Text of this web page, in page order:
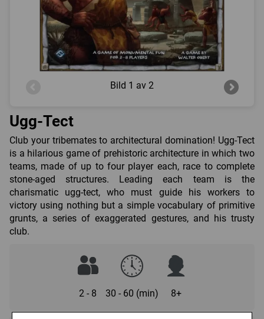
Bild 1 av 2
Ugg-Tect
Club your tribemates to architectural domination! Ugg-Tect
is a hilarious game of prehistoric architecture in which two
teams, made of up to four player each, race to complete
stone-aged structures. Leading each team is the
charismatic ugg-tect, who must guide his workers to
victory using nothing but a simple vocabulary of primitive
grunts, a series of exaggerated gestures, and his trusty
club.
2 - 8 30 - 60 (min) 8+